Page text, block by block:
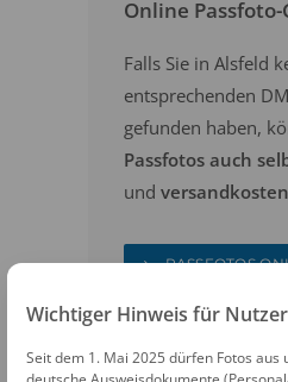
Online
Falls Sie in Alsfeld
entsprechenden
gefunden haben,
Passfotos auch
und
PASSFOTOS
Wichtiger Hinweis für
Seit dem 1. Mai 2025 dürfen Fotos